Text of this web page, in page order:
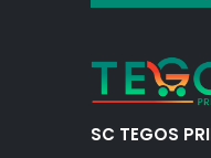
SC TEGOS